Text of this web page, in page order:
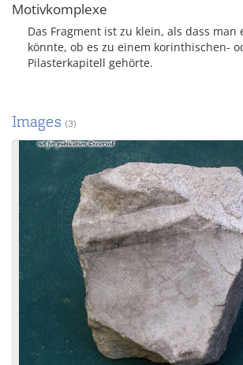
Motivkomplexe
Das Fragment ist zu klein, als dass man
könnte, ob es zu einem korinthischen-
Pilasterkapitell gehörte.
Images (3)